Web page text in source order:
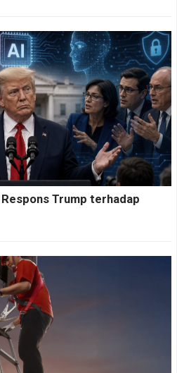
Trump terhadap